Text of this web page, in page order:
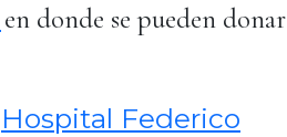
en donde se pueden donar
Hospital Federico